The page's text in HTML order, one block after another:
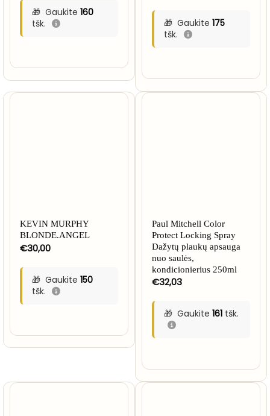
through
€32,00
Gaukite 160
tšk.
through
€35,00
Gaukite 175
tšk.
KEVIN MURPHY
BLONDE.ANGEL
€30,00
Gaukite 150
tšk.
Paul Mitchell Color
Protect Locking Spray
Dažytų plaukų apsauga
nuo saulės,
kondicionierius 250ml
€32,03
Gaukite 161tšk.